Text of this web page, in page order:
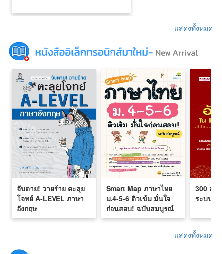
แสดงทั้งหมด
จับตาย! วายร้าย ตะลุย
โจทย์ A-LEVEL ภาษา
อังกฤษ
Smart Map ภาษาไทย
ม.4-5-6 ติวเข้ม มั่นใจ
ก่อนสอบ! ฉบับสมบูรณ์
300 อัก
ระบบให
แสดงทั้งหมด